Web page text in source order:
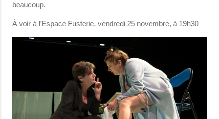
beaucoup.
À voir à l’Espace Fusterie, vendredi 25 novembre, à 19h30